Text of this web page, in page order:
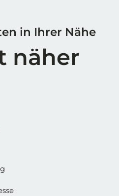
in Ihrer Nähe
näher